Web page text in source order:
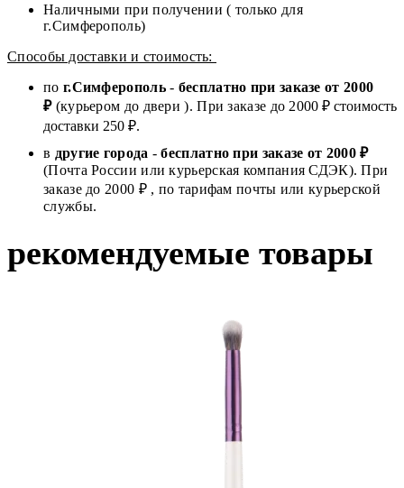
Наличными при получении ( только для
г.Симферополь)
Способы доставки и стоимость:
по г.Симферополь- бесплатно при заказе от 2000
₽(курьером до двери ). При заказе до 2000 ₽ стоимость
доставки 250 ₽.
в другие города -бесплатно при заказе от 2000 ₽
(Почта России или курьерская компания СДЭК). При
заказе до 2000 ₽ , по тарифам почты или курьерской
службы.
рекомендуемые товары